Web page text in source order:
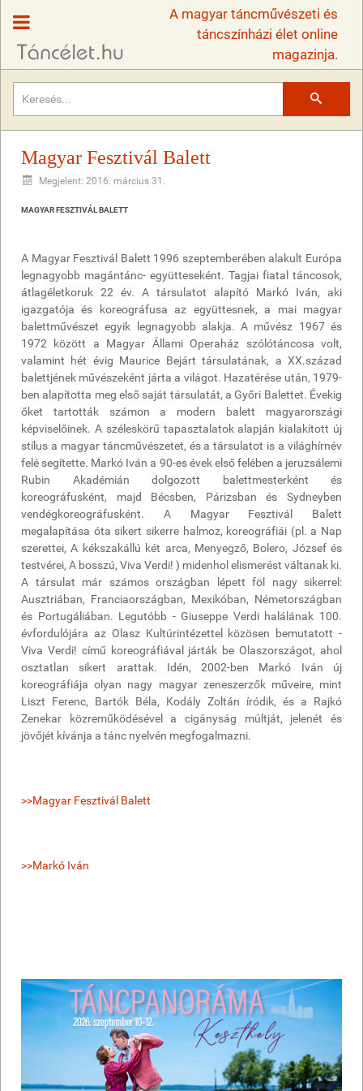
A magyar táncművészeti és
táncszínházi élet online
magazinja.
Magyar Fesztivál Balett
Megjelent: 2016. március 31.
MAGYAR FESZTIVÁL BALETT
A Magyar Fesztivál Balett 1996 szeptemberében alakult Európa
legnagyobb magántánc- együtteseként. Tagjai fiatal táncosok,
átlagéletkoruk 22 év. A társulatot alapító Markó Iván, aki
igazgatója és koreográfusa az együttesnek, a mai magyar
balettművészet egyik legnagyobb alakja. A művész 1967 és
1972 között a Magyar Állami Operaház szólótáncosa volt,
valamint hét évig Maurice Bejárt társulatának, a XX.század
balettjének művészeként járta a világot. Hazatérése után, 1979-
ben alapította meg első saját társulatát, a Győri Balettet. Évekig
őket tartották számon a modern balett magyarországi
képviselőinek. A széleskörű tapasztalatok alapján kialakított új
stílus a magyar táncművészetet, és a társulatot is a világhírnév
felé segítette. Markó Iván a 90-es évek első felében a jeruzsálemi
Rubin Akadémián dolgozott balettmesterként és
koreográfusként, majd Bécsben, Párizsban és Sydneyben
vendégkoreográfusként. A Magyar Fesztivál Balett
megalapítása óta sikert sikerre halmoz, koreográfiái (pl. a Nap
szerettei, A kékszakállú két arca, Menyegző, Bolero, József és
testvérei, A bosszú, Viva Verdi! ) midenhol elismerést váltanak ki.
A társulat már számos országban lépett föl nagy sikerrel:
Ausztriában, Franciaországban, Mexikóban, Németországban
és Portugáliában. Legutóbb - Giuseppe Verdi halálának 100.
évfordulójára az Olasz Kultúrintézettel közösen bemutatott -
Viva Verdi! című koreográfiával járták be Olaszországot, ahol
osztatlan sikert arattak. Idén, 2002-ben Markó Iván új
koreográfiája olyan nagy magyar zeneszerzők műveire, mint
Liszt Ferenc, Bartók Béla, Kodály Zoltán íródik, és a Rajkó
Zenekar közreműködésével a cigányság múltját, jelenét és
jövőjét kívánja a tánc nyelvén megfogalmazni.
>>Magyar Fesztivál Balett
>>Markó Iván